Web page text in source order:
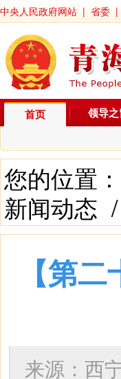
中央人民政府网站 | 省委 |
首页 领导
您的位置
新闻动态 /
【第
来源：